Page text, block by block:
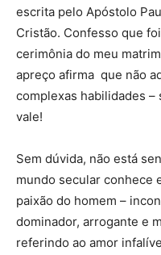
escrita pelo Apóstolo
Cristão. Confesso que
cerimônia do meu
apreço afirma que não
complexas habilidades –
vale!
Sem dúvida, não está
mundo secular conhece
paixão do homem –
dominador, arrogante e
referindo ao amor